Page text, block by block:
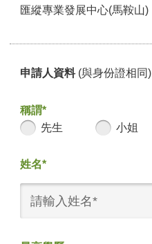
匯縱專業發展中心(馬鞍山)
申請人資料 (與身份證相同)
稱謂*
先生
小姐
姓名*